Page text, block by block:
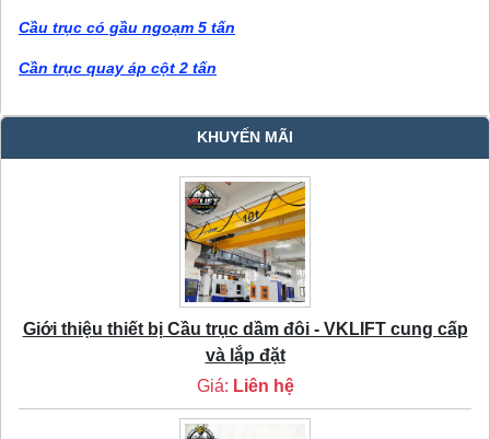
Cầu trục có gầu ngoạm 5 tấn
Cần trục quay áp cột 2 tấn
KHUYẾN MÃI
Giới thiệu thiết bị Cầu trục dầm đôi - VKLIFT cung cấp
và lắp đặt
Giá: Liên hệ